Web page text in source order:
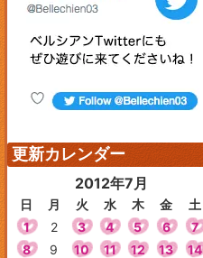
更新カレンダー
2012年7月
日 月 火 水 木 金
土
1
2 3 4 5 6
7
8
9 10 11 12 13
14